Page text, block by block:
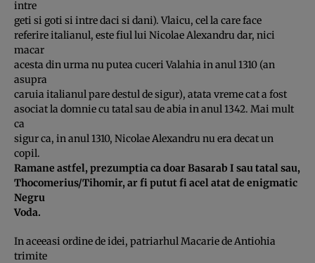
intre
geti si goti si intre daci si dani). Vlaicu, cel la care face
referire italianul, este fiul lui Nicolae Alexandru dar, nici
macar
acesta din urma nu putea cuceri Valahia in anul 1310 (an
asupra
caruia italianul pare destul de sigur), atata vreme cat a fost
asociat la domnie cu tatal sau de abia in anul 1342. Mai mult
ca
sigur ca, in anul 1310, Nicolae Alexandru nu era decat un
copil.
Ramane astfel, prezumptia ca doar Basarab I sau tatal sau,
Thocomerius/Tihomir, ar fi putut fi acel atat de enigmatic
Negru
Voda.
In aceeasi ordine de idei, patriarhul Macarie de Antiohia
trimite